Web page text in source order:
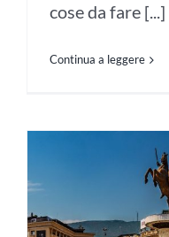
cose da fare [...]
Continua a leggere